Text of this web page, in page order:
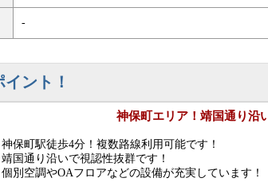
-
ント！
神保町エリア！靖国通り沿
神保町駅徒歩4分！複数路線利用可能です！
靖国通り沿いで視認性抜群です！
個別空調やOAフロアなどの設備が充実しています！